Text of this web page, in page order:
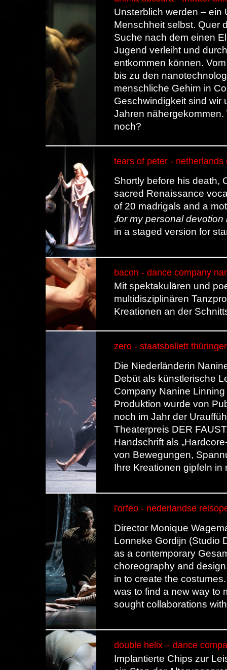
Unsterblich werden – ein
Menschheit selbst. Quer
Suche nach dem einen
Jugend verleiht und
entkommen können.
bis zu den
menschliche Gehirn in
Geschwindigkeit sind wir
Jahren
noch?
tears of peter -
Shortly before his death,
sacred Renaissance
of 20 madrigals and a
‚for my personal devotion
in a staged version for
bacon - dance company
Mit spektakulären und
multidisziplinären
Kreationen an der
zero - staatsballett
Die Niederländerin
Debüt als künstlerische
Company Nanine
Produktion wurde von
noch im Jahr der
Theaterpreis DER
Handschrift als
von Bewegungen,
Ihre Kreationen gipfeln
l'orfeo - nederlandse
Director Monique
Lonneke Gordijn (Studio
as a contemporary
choreography and
in to create the
was to find a new way to
sought collaborations
double helix – dance
Implantierte Chips zur